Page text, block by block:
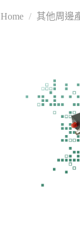
Home / 其他周邊